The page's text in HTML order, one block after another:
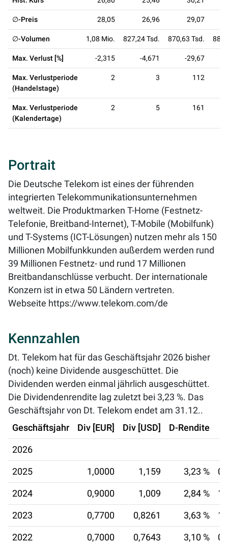
∅-Preis 28,05 26,96 29,07
∅-Volumen 1,08 Mio. 827,24 Tsd. 870,63 Tsd.
Max. Verlust [%] -2,315 -4,671 -29,67
Max. Verlustperiode
(Handelstage)
2 3 112
Max. Verlustperiode
(Kalendertage)
2 5 161
Portrait
Die Deutsche Telekom ist eines der führenden
integrierten Telekommunikationsunternehmen
weltweit. Die Produktmarken T-Home (Festnetz-
Telefonie, Breitband-Internet), T-Mobile (Mobilfunk)
und T-Systems (ICT-Lösungen) nutzen mehr als 150
Millionen Mobilfunkkunden außerdem werden rund
39 Millionen Festnetz- und rund 17 Millionen
Breitbandanschlüsse verbucht. Der internationale
Konzern ist in etwa 50 Ländern vertreten.
Webseite https://www.telekom.com/de
Kennzahlen
Dt. Telekom hat für das Geschäftsjahr 2026 bisher
(noch) keine Dividende ausgeschüttet. Die
Dividenden werden einmal jährlich ausgeschüttet.
Die Dividendenrendite lag zuletzt bei 3,23 %. Das
Geschäftsjahr von Dt. Telekom endet am 31.12..
Geschäftsjahr
Div [EUR] Div [USD] D-Rendite
2026
2025 1,0000 1,159 3,23 %
2024 0,9000 1,009 2,84 %
2023 0,7700 0,8261 3,63 %
2022 0,7000 0,7643 3,10 %